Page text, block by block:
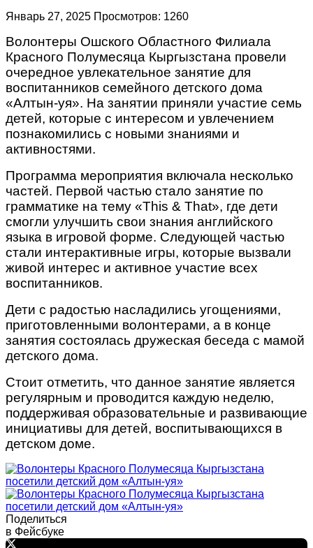
Январь 27, 2025 Просмотров: 1260
Волонтеры Ошского Областного Филиала
Красного Полумесяца Кыргызстана провели
очередное увлекательное занятие для
воспитанников семейного детского дома
«Алтын-уя». На занятии приняли участие семь
детей, которые с интересом и увлечением
познакомились с новыми знаниями и
активностями.
Программа мероприятия включала несколько
частей. Первой частью стало занятие по
грамматике на тему «This & That», где дети
смогли улучшить свои знания английского
языка в игровой форме. Следующей частью
стали интерактивные игры, которые вызвали
живой интерес и активное участие всех
воспитанников.
Дети с радостью насладились угощениями,
приготовленными волонтерами, а в конце
занятия состоялась дружеская беседа с мамой
детского дома.
Стоит отметить, что данное занятие является
регулярным и проводится каждую неделю,
поддерживая образовательные и развивающие
инициативы для детей, воспитывающихся в
детском доме.
Поделиться
в Фейсбуке